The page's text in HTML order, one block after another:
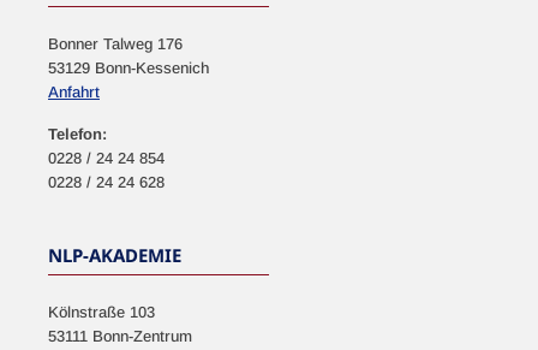
Bonner Talweg 176
53129 Bonn-Kessenich
Anfahrt
Telefon:
0228 / 24 24 854
0228 / 24 24 628
NLP-AKADEMIE
Kölnstraße 103
53111 Bonn-Zentrum